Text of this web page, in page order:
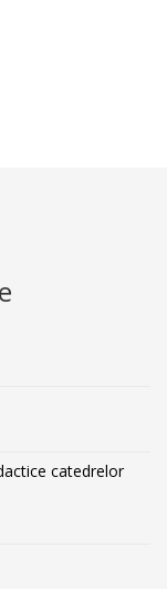
catedrelor